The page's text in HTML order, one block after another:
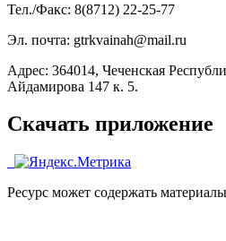
Тел./Факс: 8(8712) 22-25-77
Эл. почта: gtrkvainah@mail.ru
Адрес: 364014, Чеченская
Айдамирова 147 к. 5.
Скачать приложение
Ресурс может содержать